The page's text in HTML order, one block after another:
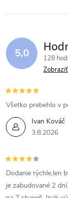
l
d
a
c
i
e
r
v
5,0
128
Ivan Kováč
3.8.2026
Všetko prebehlo v
Dodanie rýchle,len
je zabudované 2